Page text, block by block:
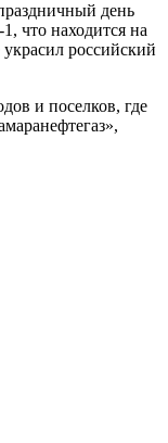
день
что находится на
российский
и поселков, где